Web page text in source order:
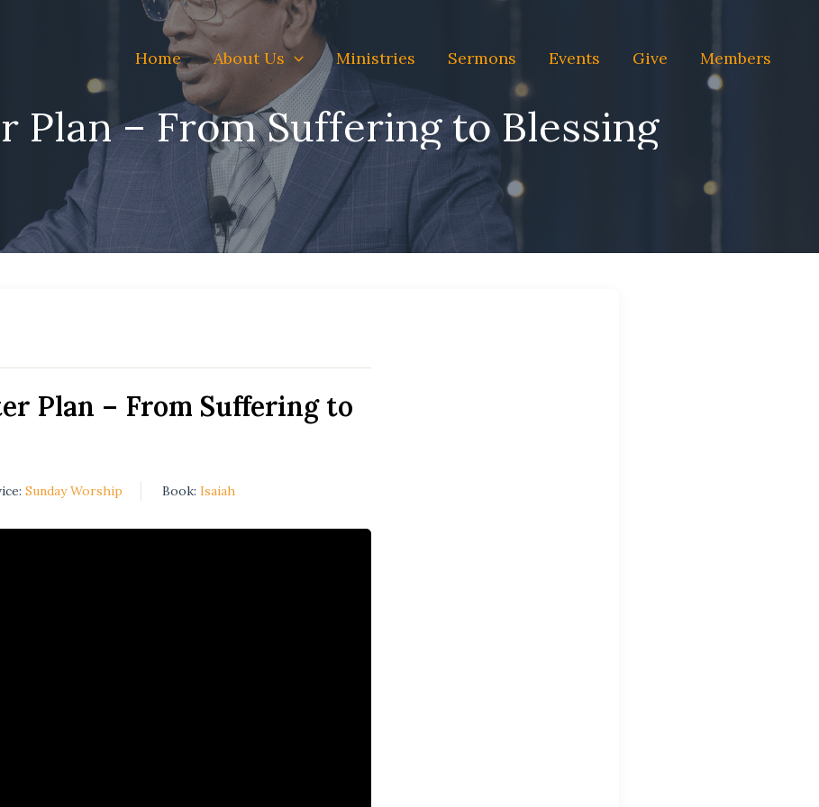
Home About Us Ministries Sermons Events Give Members
Plan – From Suffering to Blessing
Plan – From Suffering to
Sunday Worship Book: Isaiah